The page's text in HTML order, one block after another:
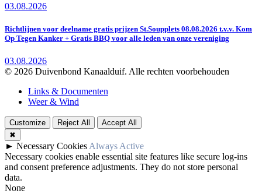
03.08.2026
Richtlijnen voor deelname gratis prijzen St.Soupplets 08.08.2026 t.v.v. Kom
Op Tegen Kanker + Gratis BBQ voor alle leden van onze vereniging
03.08.2026
© 2026 Duivenbond Kanaalduif. Alle rechten voorbehouden
Links & Documenten
Weer & Wind
Customize Reject All
Accept All
✖
► Necessary Cookies Always Active
Necessary cookies enable essential site features like secure log-ins
and consent preference adjustments. They do not store personal
data.
None